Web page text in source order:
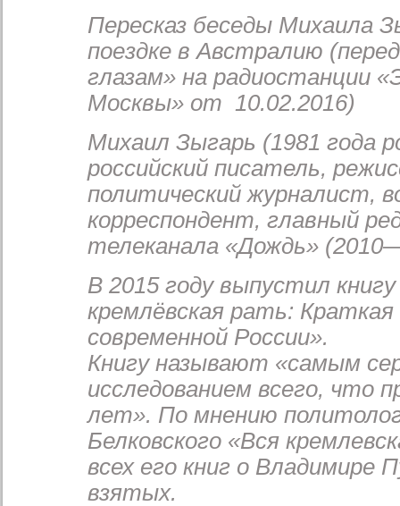
Пересказ беседы Михаила
поездке в Австралию
глазам» на радиостанции
Москвы» от 10.02.2016)
Михаил Зыгарь (1981 года
российский писатель,
политический журналист,
корреспондент, главный
телеканала «Дождь»
В 2015 году выпустил
кремлёвская рать:
современной России».
Книгу называют «самым
исследованием всего, что
лет». По мнению
Белковского «Вся
всех его книг о Владимире
взятых.